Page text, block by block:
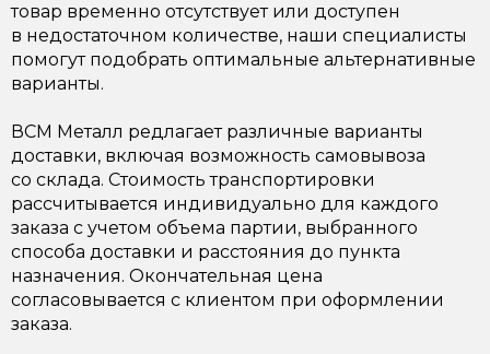
товар временно отсутствует или доступен
в недостаточном количестве, наши специалисты
помогут подобрать оптимальные альтернативные
варианты.
ВСМ Металл редлагает различные варианты
доставки, включая возможность самовывоза
со склада. Стоимость транспортировки
рассчитывается индивидуально для каждого
заказа с учетом объема партии, выбранного
способа доставки и расстояния до пункта
назначения. Окончательная цена
согласовывается с клиентом при оформлении
заказа.